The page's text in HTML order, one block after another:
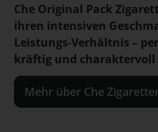
Che Original Pack
ihren intensiven
Leistungs-Verhältnis –
kräftig und charaktervoll
Mehr über Che